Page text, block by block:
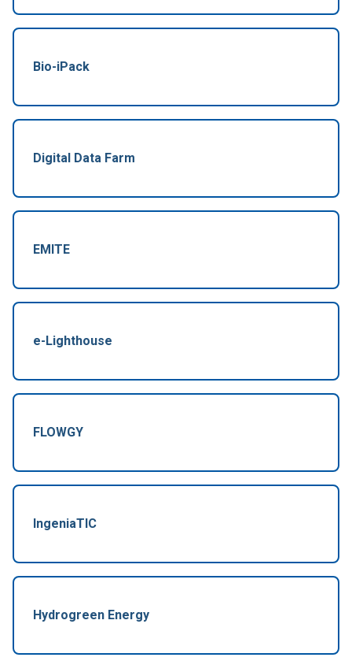
Bio-iPack
Digital Data Farm
EMITE
e-Lighthouse
FLOWGY
IngeniaTIC
Hydrogreen Energy